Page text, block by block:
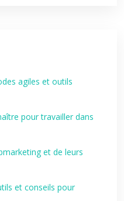
agiles et outils
pour travailler dans
et de leurs
et conseils pour